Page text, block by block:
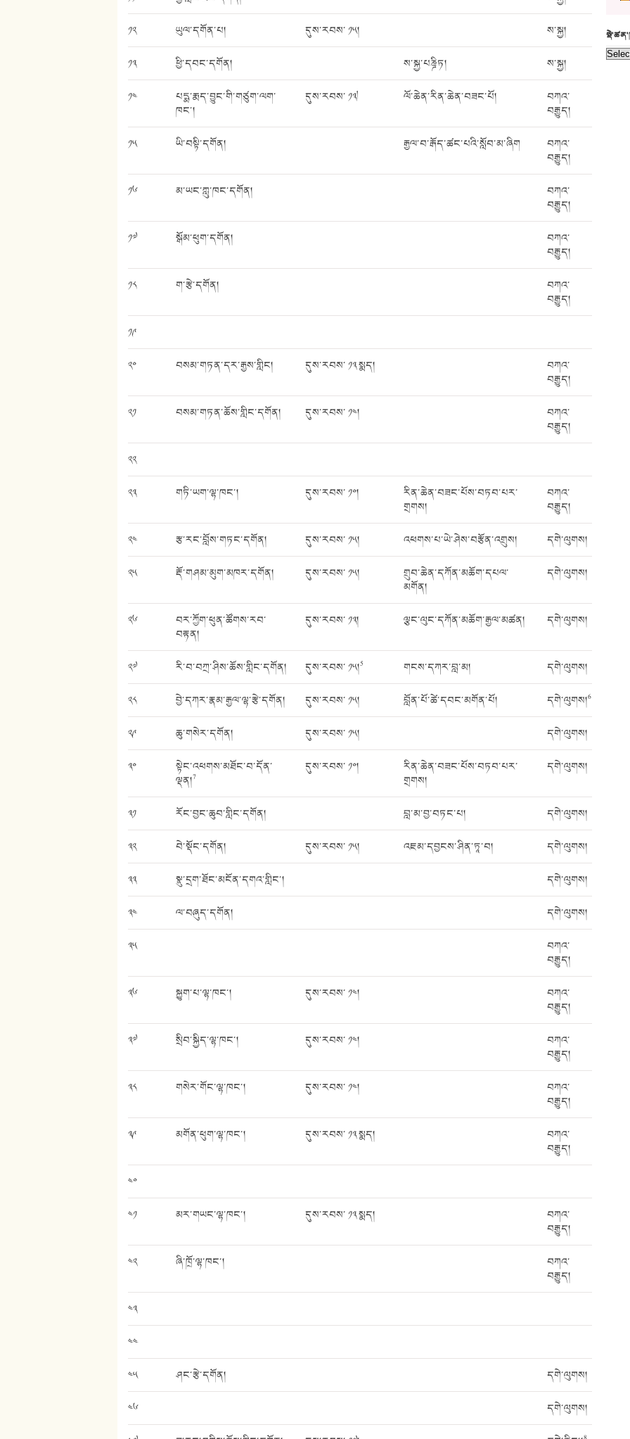
༡༢ ཡུལ་དགོན་པ། དུས་རབས་ ༡༥། ས་སྐྱ།
༡༣ ཕྱི་དབང་དགོན། ས་སྐྱ་པཎྜིཏ། ས་སྐྱ།
༡༤
པདྨ་རྨད་བྱུང་གི་གཙུག་ལག་
ཁང་།
དུས་རབས་ ༡༣། ལོ་ཆེན་རིན་ཆེན་བཟང་པོ།
བཀའ་
བརྒྱུད།
༡༥ ཡི་བསྟི་དགོན། རྒྱལ་བ་རྒོད་ཚང་པའི་སློབ་མ་ཞིག
བཀའ་
བརྒྱུད།
༡༦ མ་ཡང་ཀླུ་ཁང་དགོན།
བཀའ་
བརྒྱུད།
༡༧ སྒོམ་ཕུག་དགོན།
བཀའ་
བརྒྱུད།
༡༨ ག་རྩེ་དགོན།
བཀའ་
བརྒྱུད།
༡༩
༢༠ བསམ་གཏན་དར་རྒྱས་གླིང། དུས་རབས་ ༡༣ སྨད།
བཀའ་
བརྒྱུད།
༢༡ བསམ་གཏན་ཆོས་གླིང་དགོན། དུས་རབས་ ༡༤།
བཀའ་
བརྒྱུད།
༢༢
༢༣ གཏི་ཡག་ལྷ་ཁང་། དུས་རབས་ ༡༠།
རིན་ཆེན་བཟང་པོས་བཏབ་པར་
གྲགས།
བཀའ་
བརྒྱུད།
༢༤ རྩ་རང་བློས་གཏང་དགོན། དུས་རབས་ ༡༥། འཕགས་པ་ཡེ་ཤེས་བརྩོན་འགྲུས། དགེ་ལུགས།
༢༥ རྡོ་གཤམ་མུག་མཁར་དགོན། དུས་རབས་ ༡༥།
གྲུབ་ཆེན་དཀོན་མཆོག་དཔལ་
མགོན།
དགེ་ལུགས།
༢༦
བར་ཀྱོག་ཕུན་ཚོགས་རབ་
བརྟན།
དུས་རབས་ ༡༣། ལྕང་ལུང་དཀོན་མཆོག་རྒྱལ་མཚན། དགེ་ལུགས།
༢༧ རི་བ་བཀྲ་ཤིས་ཆོས་གླིང་དགོན། དུས་རབས་ ༡༥།5 གངས་དཀར་བླ་མ། དགེ་ལུགས།
༢༨ བྱེ་དཀར་རྣམ་རྒྱལ་ལྷ་རྩེ་དགོན། དུས་རབས་ ༡༥། བློན་པོ་ཚེ་དབང་མགོན་པོ། དགེ་ལུགས།6
༢༩ ཆུ་གསེར་དགོན། དུས་རབས་ ༡༥། དགེ་ལུགས།
༣༠
སྟེང་འཕགས་མཐོང་བ་དོན་
ལྡན།7
དུས་རབས་ ༡༠།
རིན་ཆེན་བཟང་པོས་བཏབ་པར་
གྲགས།
དགེ་ལུགས།
༣༡ རོང་བྱང་ཆུབ་གླིང་དགོན། བླ་མ་བྱ་བཏང་པ། དགེ་ལུགས།
༣༢ བེ་སྡོང་དགོན། དུས་རབས་ ༡༥། འཇམ་དབྱངས་ཤིན་ཏཱ་བ། དགེ་ལུགས།
༣༣ སྣུ་དྲག་ཐོང་མངོན་དགའ་གླིང་། དགེ་ལུགས།
༣༤ ལ་བཞུད་དགོན། དགེ་ལུགས།
༣༥
བཀའ་
བརྒྱུད།
༣༦ སྐྱུག་པ་ལྷ་ཁང་། དུས་རབས་ ༡༤།
བཀའ་
བརྒྱུད།
༣༧ སྲིབ་སྐྱིད་ལྷ་ཁང་། དུས་རབས་ ༡༤།
བཀའ་
བརྒྱུད།
༣༨ གསེར་གོང་ལྷ་ཁང་། དུས་རབས་ ༡༤།
བཀའ་
བརྒྱུད།
༣༩ མགོན་ཕུག་ལྷ་ཁང་། དུས་རབས་ ༡༣ སྨད།
བཀའ་
བརྒྱུད།
༤༠
༤༡ མར་གཡང་ལྷ་ཁང་། དུས་རབས་ ༡༣ སྨད།
བཀའ་
བརྒྱུད།
༤༢ ཞི་ཁྲོ་ལྷ་ཁང་།
བཀའ་
བརྒྱུད།
༤༣
༤༤
༤༥ ཤང་རྩེ་དགོན། དགེ་ལུགས།
༤༦ དགེ་ལུགས།